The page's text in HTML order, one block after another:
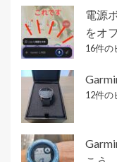
電源
をオ
16件の
12件の